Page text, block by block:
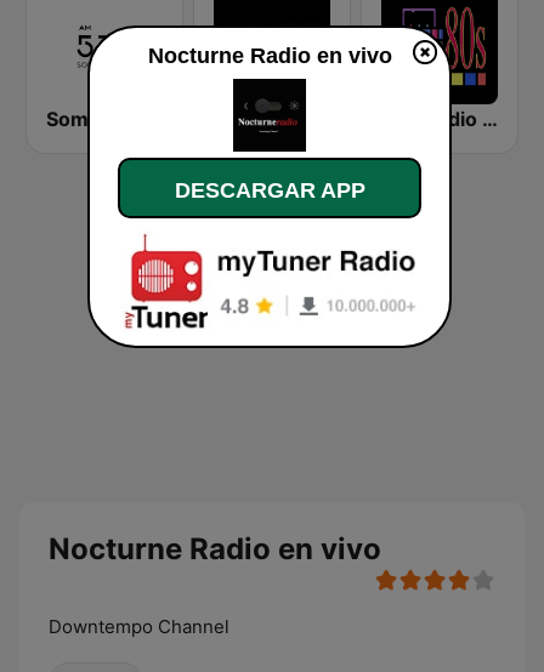
80s Radio Colombia
Nocturne Radio en vivo
Downtempo Channel
Nocturne Radio en vivo
DESCARGAR APP